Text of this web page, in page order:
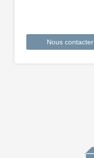
Nous contacter